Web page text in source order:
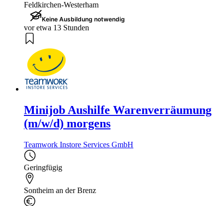
Feldkirchen-Westerham
Keine Ausbildung notwendig
vor etwa 13 Stunden
Minijob Aushilfe Warenverräumung
(m/w/d) morgens
Teamwork Instore Services GmbH
Geringfügig
Sontheim an der Brenz